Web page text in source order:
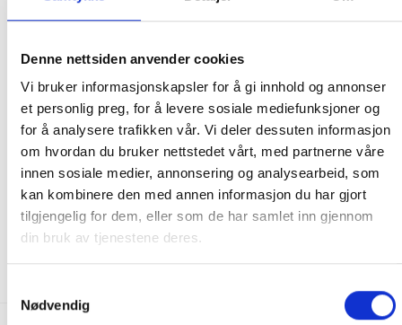
Denne nettsiden anvender cookies
Vi bruker informasjonskapsler for å gi innhold og annonser
et personlig preg, for å levere sosiale mediefunksjoner og
for å analysere trafikken vår. Vi deler dessuten informasjon
om hvordan du bruker nettstedet vårt, med partnerne våre
innen sosiale medier, annonsering og analysearbeid, som
kan kombinere den med annen informasjon du har gjort
tilgjengelig for dem, eller som de har samlet inn gjennom
din bruk av tjenestene deres.
Nødvendig
Stormtrekk/vintertrekk (Grå)
220×220 cm
4,190.00
Flytende LED undervanns
lys-show
kr